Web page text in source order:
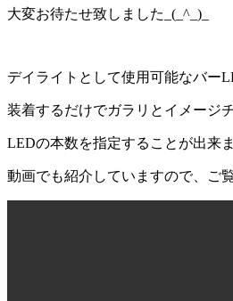
大変お待たせ致しました_(_^_)_
デイライトとして使用可能なバー
装着するだけでガラリとイメージ
LEDの本数を指定することが出来
動画でも紹介していますので、ご